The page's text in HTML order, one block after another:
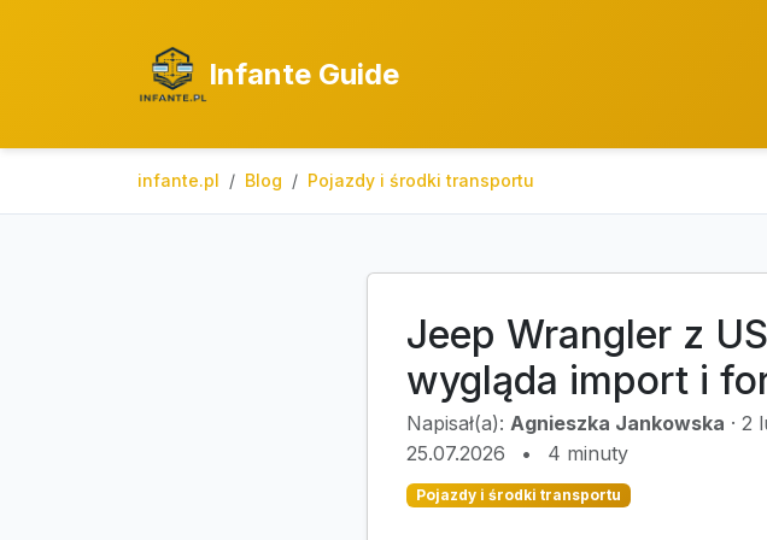
Infante Guide
infante.pl Blog Pojazdy i środki transportu
Jeep Wrangler z
wygląda import i
Napisał(a): Agnieszka Jankowska · 2
25.07.2026
• 4 minuty
Pojazdy i środki transportu